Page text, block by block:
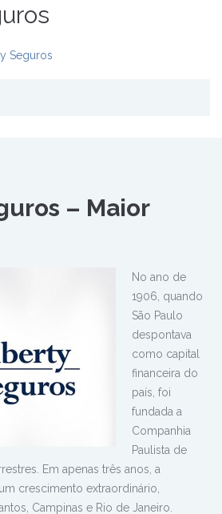
Seguros
– Maior
No ano de
1906, quando
São Paulo
despontava
como capital
financeira do
país, foi
fundada a
Companhia
Paulista de
Em apenas três anos, a
crescimento extraordinário,
Campinas e Rio de Janeiro.